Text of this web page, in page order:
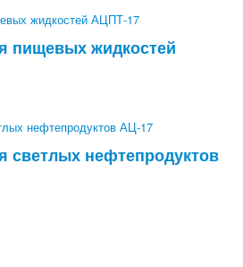
пищевых жидкостей
светлых нефтепродуктов